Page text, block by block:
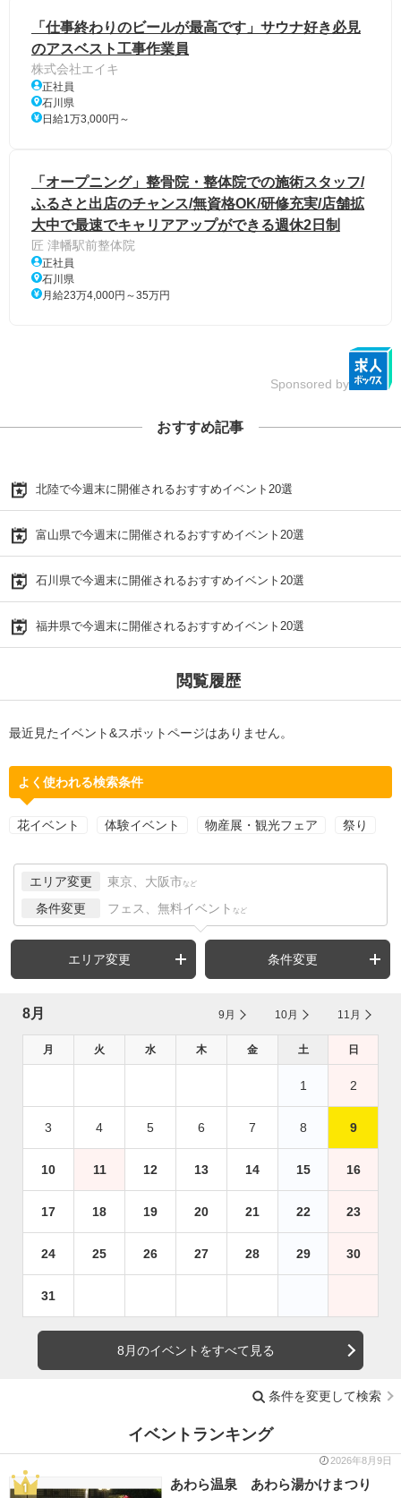
「仕事終わりのビールが最高です」サウナ好き必見
のアスベスト工事作業員
株式会社エイキ
正社員
石川県
日給1万3,000円～
「オープニング」整骨院・整体院での施術スタッフ/
ふるさと出店のチャンス/無資格OK/研修充実/店舗拡
大中で最速でキャリアアップができる週休2日制
匠 津幡駅前整体院
正社員
石川県
月給23万4,000円～35万円
Sponsored by
おすすめ記事
北陸で今週末に開催されるおすすめイベント20選
富山県で今週末に開催されるおすすめイベント20選
石川県で今週末に開催されるおすすめイベント20選
福井県で今週末に開催されるおすすめイベント20選
閲覧履歴
最近見たイベント&スポットページはありません。
よく使われる検索条件
花イベント 体験イベント 物産展・観光フェア 祭り
エリア変更 東京、大阪市 など
条件変更 フェス、無料イベント など
エリア変更 条件変更
8月 9月 10月 11月
月 火 水 木 金 土 日
1 2
3 4 5 6 7 8 9
10 11 12 13 14 15 16
17 18 19 20 21 22 23
24 25 26 27 28 29 30
31
8月のイベントをすべて見る
条件を変更して検索
イベントランキング
2026年8月9日
あわら温泉 あわら湯かけまつり